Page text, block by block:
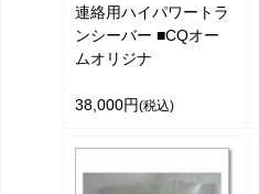
連絡用ハイパワートラ
ンシーバー ■CQオー
ムオリジナ
38,000円(税込)